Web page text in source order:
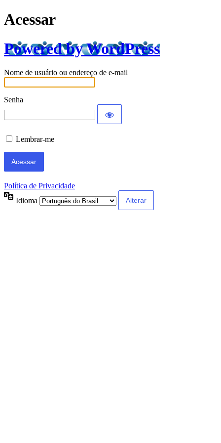
Acessar
Powered by WordPress
Nome de usuário ou endereço de e-mail
Senha
Lembrar-me
Política de Privacidade
Idioma